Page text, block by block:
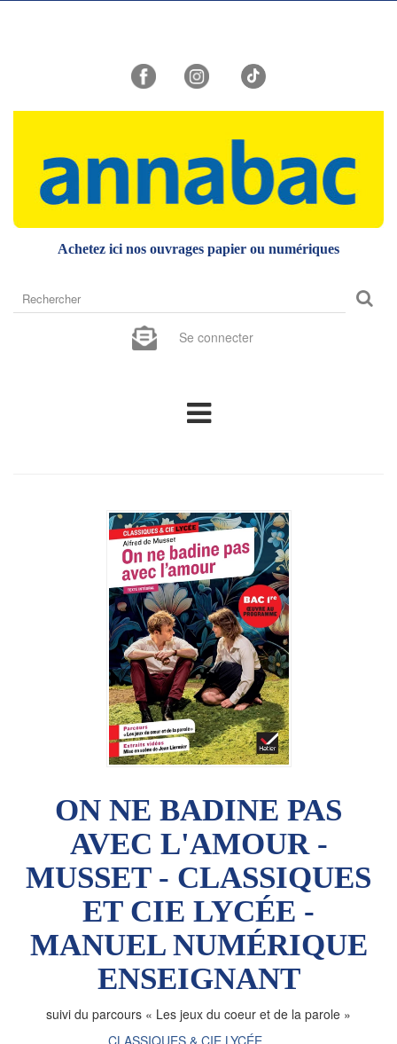
Achetez ici nos ouvrages papier ou numériques
sur
site
Se connecter
ON NE BADINE PAS
AVEC L'AMOUR -
MUSSET - CLASSIQUES
ET CIE LYCÉE -
MANUEL NUMÉRIQUE
ENSEIGNANT
suivi du parcours « Les jeux du coeur et de la parole »
CLASSIQUES & CIE LYCÉE